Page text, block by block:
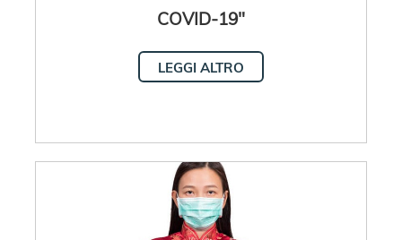
COVID-19"
LEGGI ALTRO